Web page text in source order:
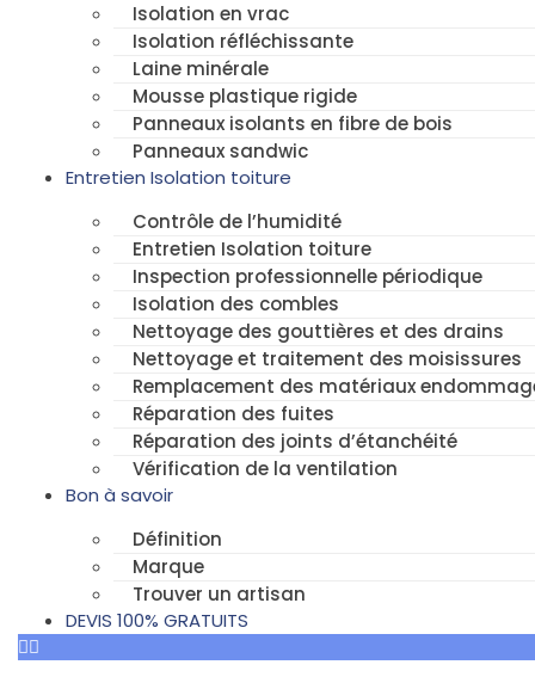
Isolation en vrac
Isolation réfléchissante
Laine minérale
Mousse plastique rigide
Panneaux isolants en fibre de bois
Panneaux sandwic
Entretien Isolation toiture
Contrôle de l’humidité
Entretien Isolation toiture
Inspection professionnelle périodique
Isolation des combles
Nettoyage des gouttières et des drains
Nettoyage et traitement des moisissures
Remplacement des matériaux
Réparation des fuites
Réparation des joints d’étanchéité
Vérification de la ventilation
Bon à savoir
Définition
Marque
Trouver un artisan
DEVIS 100% GRATUITS